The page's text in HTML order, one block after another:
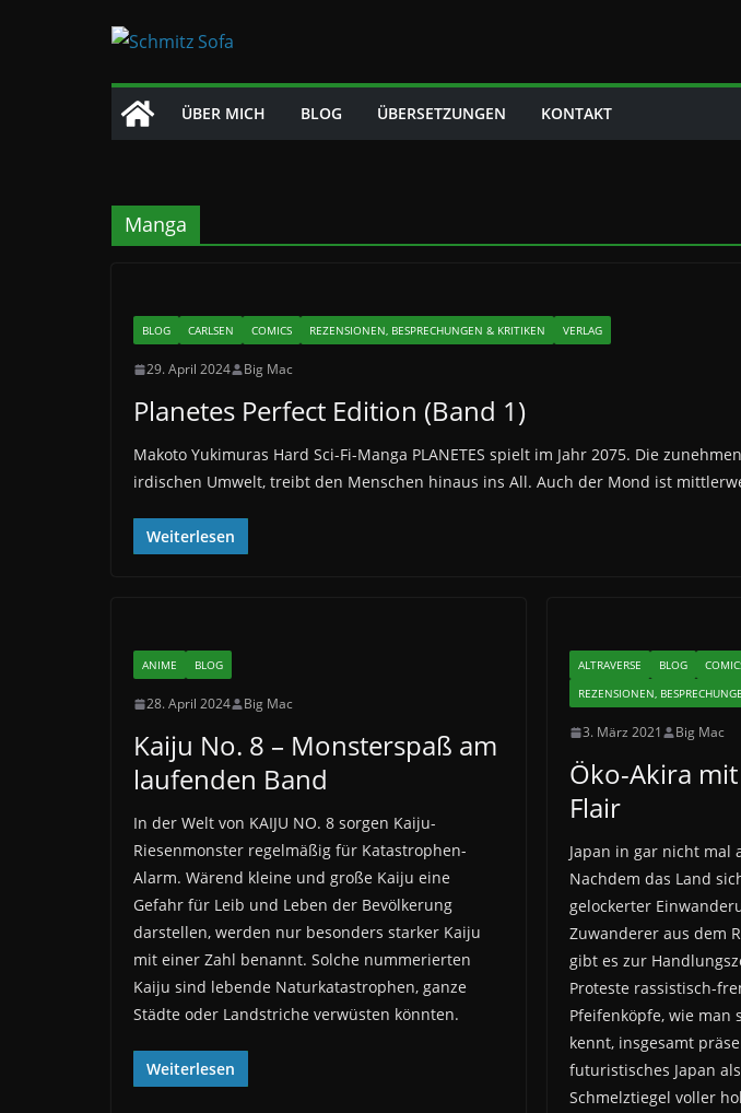
ÜBER MICH BLOG ÜBERSETZUNGEN KONTAKT
Manga
BLOG CARLSEN COMICS REZENSIONEN, BESPRECHUNGEN & KRITIKEN VERLAG
29. April 2024 Big Mac
Planetes Perfect Edition (Band 1)
Makoto Yukimuras Hard Sci-Fi-Manga PLANETES spielt im Jahr 2075. Die
irdischen Umwelt, treibt den Menschen hinaus ins All. Auch der Mond ist
Weiterlesen
ANIME BLOG
28. April 2024 Big Mac
Kaiju No. 8 – Monsterspaß am
laufenden Band
In der Welt von KAIJU NO. 8 sorgen Kaiju-
Riesenmonster regelmäßig für Katastrophen-
Alarm. Wärend kleine und große Kaiju eine
Gefahr für Leib und Leben der Bevölkerung
darstellen, werden nur besonders starker Kaiju
mit einer Zahl benannt. Solche nummerierten
Kaiju sind lebende Naturkatastrophen, ganze
Städte oder Landstriche verwüsten könnten.
Weiterlesen
ALTRAVERSE BLOG
REZENSIONEN,
3. März 2021 Big Mac
Öko-Akira
Flair
Japan in gar nicht mal
Nachdem das Land
gelockerter
Zuwanderer aus dem
gibt es zur
Proteste rassistisch-
Pfeifenköpfe, wie man
kennt, insgesamt
futuristisches Japan
Schmelztiegel voller